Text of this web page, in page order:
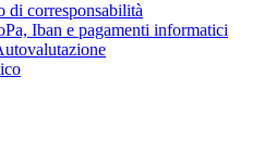
di corresponsabilità
Iban e pagamenti informatici